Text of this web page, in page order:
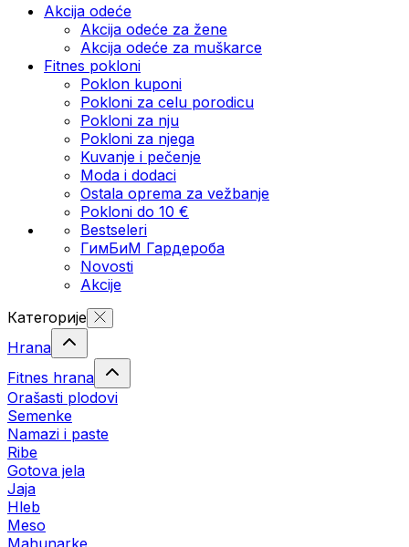
Akcija odeće
Akcija odeće za žene
Akcija odeće za muškarce
Fitnes pokloni
Poklon kuponi
Pokloni za celu porodicu
Pokloni za nju
Pokloni za njega
Kuvanje i pečenje
Moda i dodaci
Ostala oprema za vežbanje
Pokloni do 10 €
Bestseleri
ГимБиМ Гардeробa
Novosti
Akcije
Категорије
Hrana
Fitnes hrana
Orašasti plodovi
Semenke
Namazi i paste
Ribe
Gotova jela
Јаја
Hleb
Meso